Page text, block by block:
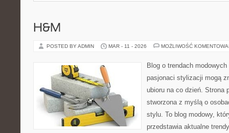
H&M
POSTED BY ADMIN MAR - 11 - 2026 MOŻLIWOŚĆ
Blog o trendach
pasjonaci stylizacji mogą
ubioru na co dzień. Strona
stworzona z myślą o
stylu. To blog modowy,
przedstawia aktualne